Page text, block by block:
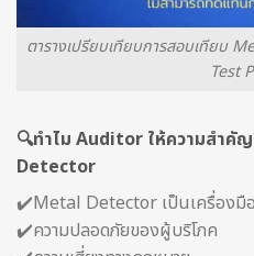
ตารางเปรียบเทียบการสอบเทียบ
Test
🔍ทำไม Auditor ให้ความสำคั
Detector
✔️Metal Detector เป็นเครื่องมื
✔️ความปลอดภัยของผู้บริโภค